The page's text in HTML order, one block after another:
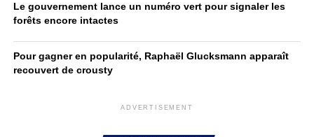
Le gouvernement lance un numéro vert pour signaler les
forêts encore intactes
Pour gagner en popularité, Raphaël Glucksmann apparaît
recouvert de crousty
ADVERTISEMENT